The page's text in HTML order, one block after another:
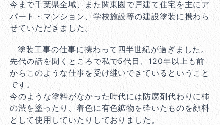
今まで千葉県全域、また関東圏で戸建て住宅を主にア
パート・マンション、学校施設等の建設塗装に携わら
せていただきました。
塗装工事の仕事に携わって四半世紀が過ぎました。
先代の話を聞くところで私で5代目、120年以上も前
からこのような仕事を受け継いできているということ
です。
今のような塗料がなかった時代には防腐剤代わりに柿
の渋を塗ったり、着色に有色鉱物を砕いたものを顔料
として使用していたりしておりました。